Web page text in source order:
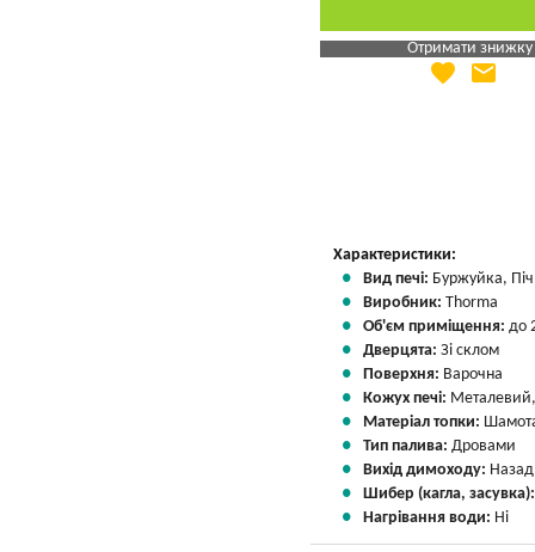
Отримати знижку
Яка Ваша ціна
favorite email
Характеристики:
Вид печі: Буржуйка,
Виробник: Thorma
Об'єм приміщення: до
Дверцята: Зі склом
Поверхня: Варочна
Кожух печі:
Матеріал топки:
Тип палива: Дровами
Вихід димоходу: Назад
Шибер (кагла,
Нагрівання води: Ні